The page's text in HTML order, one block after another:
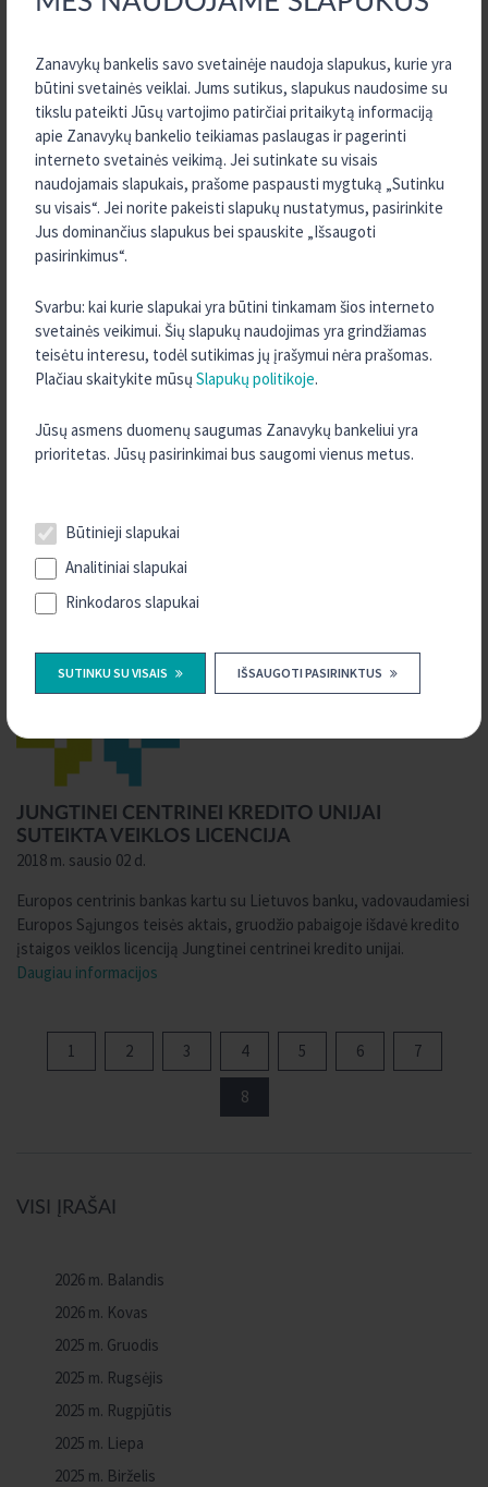
Zanavykų bankelis savo svetainėje naudoja slapukus, kurie yra
būtini svetainės veiklai. Jums sutikus, slapukus naudosime su
tikslu pateikti Jūsų vartojimo patirčiai pritaikytą informaciją
apie Zanavykų bankelio teikiamas paslaugas ir pagerinti
interneto svetainės veikimą. Jei sutinkate su visais
naudojamais slapukais, prašome paspausti mygtuką „Sutinku
su visais“. Jei norite pakeisti slapukų nustatymus, pasirinkite
Jus dominančius slapukus bei spauskite „Išsaugoti
pasirinkimus“.
Svarbu: kai kurie slapukai yra būtini tinkamam šios interneto
svetainės veikimui. Šių slapukų naudojimas yra grindžiamas
teisėtu interesu, todėl sutikimas jų įrašymui nėra prašomas.
Plačiau skaitykite mūsų Slapukų politikoje.
Jūsų asmens duomenų saugumas Zanavykų bankeliui yra
prioritetas. Jūsų pasirinkimai bus saugomi vienus metus.
Būtinieji slapukai
Analitiniai slapukai
Rinkodaros slapukai
SUTINKU SU VISAIS IŠSAUGOTI PASIRINKTUS
reglamentas. Dalinamės dokumentu, kuriame apžvelgiame, kaip
asmens duomenų apsaugą reglamentuojančius teisės aktus. Kokie
tiksliai duomenys tvarkomi ir
Daugiau informacijos
JUNGTINĖS CENTRINĖS KREDITO UNIJOS NARĖS
PERNAI UŽDIRBO 0,9 MLN. EURŲ PELNO
Po kredito unijų reformos veiklą pradėjusi Jungtinė centrinė kredito
centrinės kredito unijos narės, veikiančios su prekės ženklu
„Kreda“, uždirbo
Daugiau informacijos
JUNGTINEI CENTRINEI KREDITO UNIJAI
SUTEIKTA VEIKLOS LICENCIJA
2018 m. sausio 02 d.
Europos centrinis bankas kartu su Lietuvos banku, vadovaudamiesi
Europos Sąjungos teisės aktais, gruodžio pabaigoje išdavė kredito
įstaigos veiklos licenciją Jungtinei centrinei kredito unijai.
Daugiau informacijos
1 2 3 4 5 6 7
8
VISI ĮRAŠAI
2026 m. Balandis
2026 m. Kovas
2025 m. Gruodis
2025 m. Rugsėjis
2025 m. Rugpjūtis
2025 m. Liepa
2025 m. Birželis